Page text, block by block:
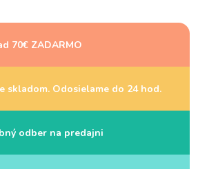
70€ ZADARMO
skladom. Odosielame do 24 hod.
odber na predajni